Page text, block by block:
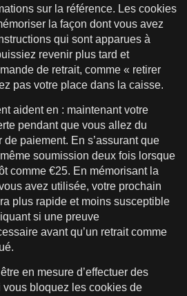
sur la référence. Les cookies
la façon dont vous avez
qui sont apparues à
revenir plus tard et
de retrait, comme « retirer
pas votre place dans la caisse.
aident en : maintenant votre
pendant que vous allez du
paiement. En s’assurant que
soumission deux fois lorsque
comme €25. En mémorisant la
avez utilisée, votre prochain
plus rapide et moins susceptible
si une preuve
avant qu’un retrait comme
en mesure d’effectuer des
vous bloquez les cookies de